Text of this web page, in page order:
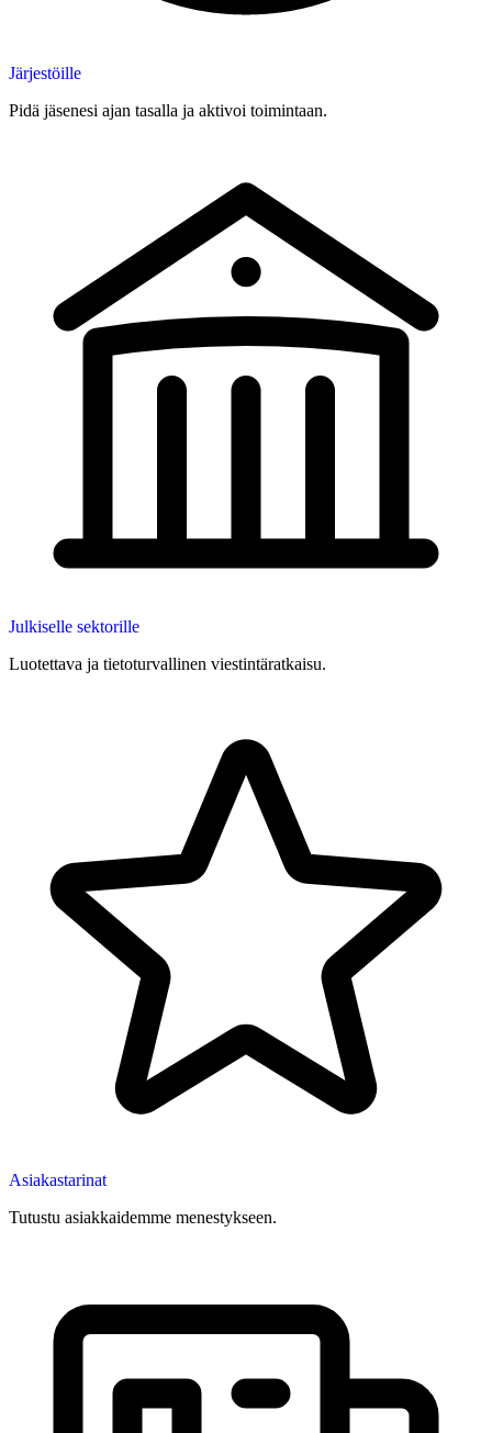
Järjestöille
Pidä jäsenesi ajan tasalla ja aktivoi toimintaan.
Julkiselle sektorille
Luotettava ja tietoturvallinen viestintäratkaisu.
Asiakastarinat
Tutustu asiakkaidemme menestykseen.